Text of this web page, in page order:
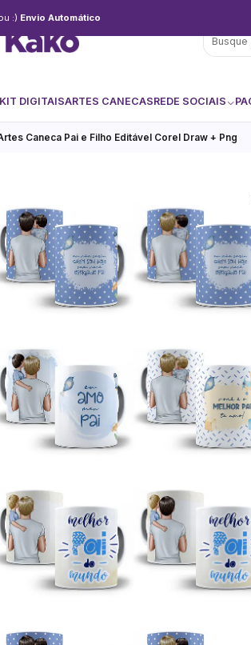
KIT DIGITAISARTES CANECASREDE SOCIAIS
:) Envio Automático
Caneca Pai e Filho Editável Corel Draw + Png